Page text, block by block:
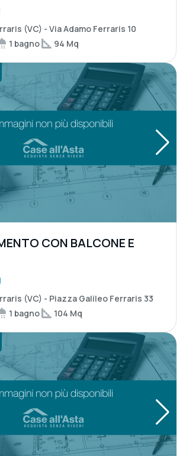
(VC) - Via Adamo Ferraris 10
1 bagno 94 Mq
CON BALCONE E
(VC) - Piazza Galileo Ferraris 33
1 bagno 104 Mq